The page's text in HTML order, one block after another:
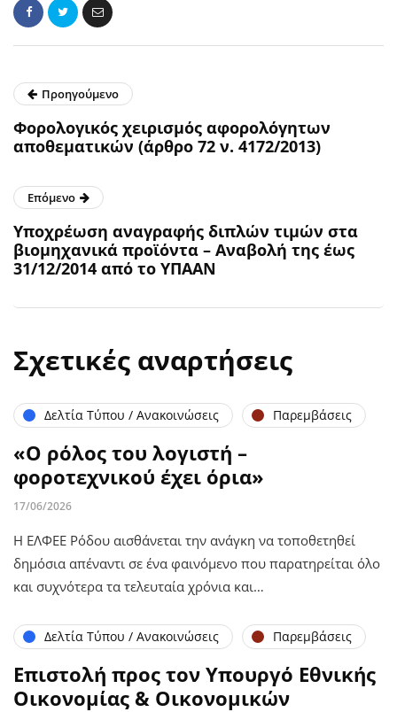
Προηγούμενο
Φορολογικός χειρισμός αφορολόγητων
αποθεματικών (άρθρο 72 ν. 4172/2013)
Επόμενο
Yποχρέωση αναγραφής διπλών τιμών στα
βιομηχανικά προϊόντα – Αναβολή της έως
31/12/2014 από το ΥΠΑΑΝ
Σχετικές αναρτήσεις
Δελτία Τύπου / Ανακοινώσεις Παρεμβάσεις
«Ο ρόλος του λογιστή –
φοροτεχνικού έχει όρια»
17/06/2026
Η ΕΛΦΕΕ Ρόδου αισθάνεται την ανάγκη να τοποθετηθεί
δημόσια απέναντι σε ένα φαινόμενο που παρατηρείται όλο
και συχνότερα τα τελευταία χρόνια και…
Δελτία Τύπου / Ανακοινώσεις Παρεμβάσεις
Επιστολή προς τον Υπουργό Εθνικής
Οικονομίας & Οικονομικών